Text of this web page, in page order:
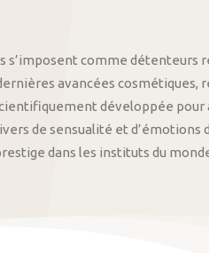
s’imposent comme détenteurs
avancées cosmétiques,
développée
de sensualité et d’émotions
dans les instituts du